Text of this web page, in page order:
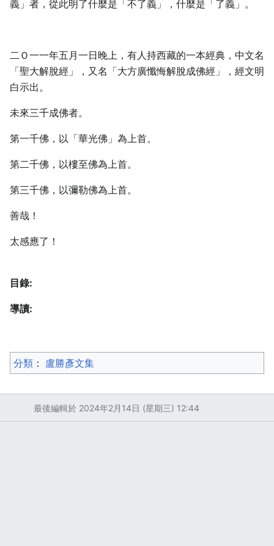
義」者，從此明了什麼是「不了義」，什麼是「了義」。
二Ｏ一一年五月一日晚上，有人持西藏的一本經典，中文名
「聖大解脫經」，又名「大方廣懺悔解脫成佛經」，經文明
白示出。
未來三千成佛者。
第一千佛，以「華光佛」為上首。
第二千佛，以樓至佛為上首。
第三千佛，以彌勒佛為上首。
善哉！
太感應了！
目錄:
導讀:
分類 ：​ 盧勝彥文集
最後編輯於 2024年2月14日 (星期三) 12:44